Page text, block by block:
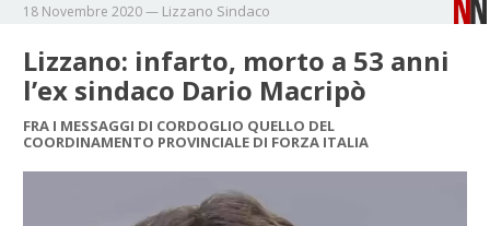
18 Novembre 2020— Lizzano Sindaco
Lizzano: infarto, morto a 53 anni
l’ex sindaco Dario Macripò
FRA I MESSAGGI DI CORDOGLIO QUELLO DEL
COORDINAMENTO PROVINCIALE DI FORZA ITALIA